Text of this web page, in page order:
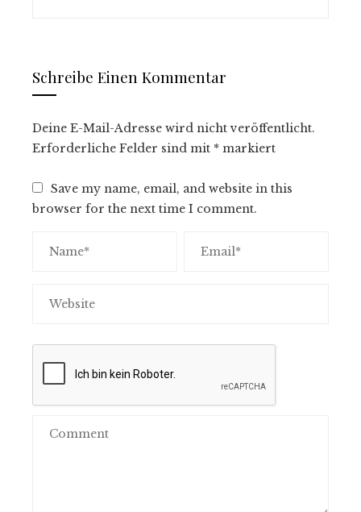
Schreibe Einen Kommentar
Deine E-Mail-Adresse wird nicht veröffentlicht.
Erforderliche Felder sind mit * markiert
Save my name, email, and website in this
browser for the next time I comment.